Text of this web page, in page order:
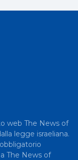
web The News of
legge israeliana.
The News of